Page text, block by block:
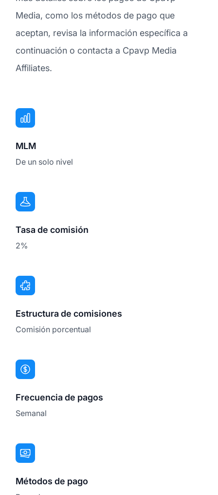
Media, como los métodos de pago que
aceptan, revisa la información específica a
continuación o contacta a Cpavp Media
Affiliates.
MLM
De un solo nivel
Tasa de comisión
2%
Estructura de comisiones
Comisión porcentual
Frecuencia de pagos
Semanal
Métodos de pago